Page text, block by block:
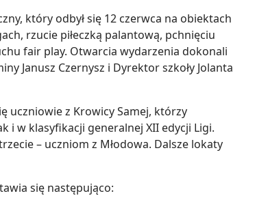
który odbył się 12 czerwca na obiektach
rzucie piłeczką palantową, pchnięciu
fair play. Otwarcia wydarzenia dokonali
Janusz Czernysz i Dyrektor szkoły Jolanta
uczniowie z Krowicy Samej, którzy
i w klasyfikacji generalnej XII edycji Ligi.
– uczniom z Młodowa. Dalsze lokaty
się następująco: